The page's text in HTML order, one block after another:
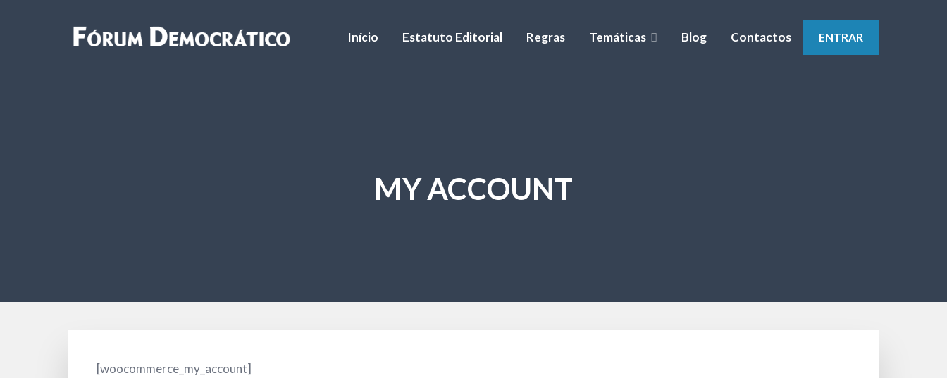
Início Estatuto Editorial Regras Temáticas Blog Contactos ENTRAR
MY ACCOUNT
[woocommerce_my_account]